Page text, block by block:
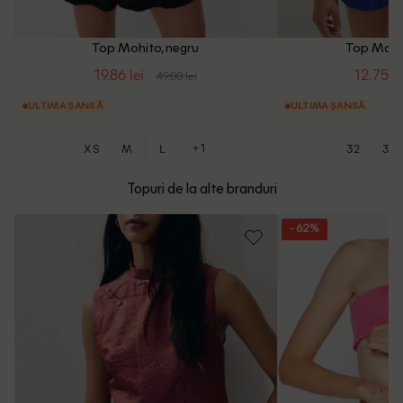
Top Mohito, negru
19.86 lei 49.00 lei
ULTIMA ȘANSĂ
XS M L +1
Top
12.75
ULTIMA ȘANSĂ
32 34
Topuri de la alte branduri
- 62%